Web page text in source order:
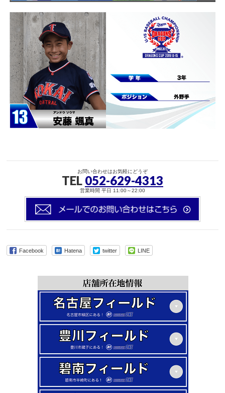
お問い合わせはお気軽にどうぞ
TEL 052-629-4313
営業時間 平日 11:00～22:00
Facebook Hatena twitter LINE